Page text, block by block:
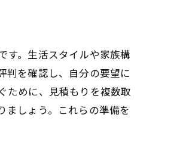
す。生活スタイルや家族構
判を確認し、自分の要望に
ために、見積もりを複数取
ましょう。これらの準備を